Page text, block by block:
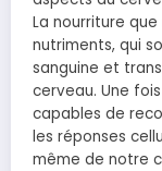
La nourriture
nutriments, qui
sanguine et
cerveau. Une
capables de
les réponses
même de notre